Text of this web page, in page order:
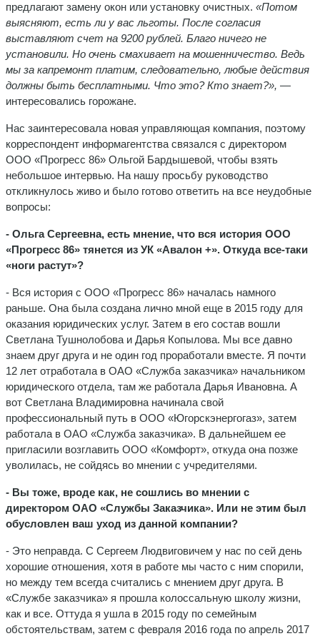
предлагают замену окон или установку очистных. «Потом
выясняют, есть ли у вас льготы. После согласия
выставляют счет на 9200 рублей. Благо ничего не
установили. Но очень смахивает на мошенничество. Ведь
мы за капремонт платим, следовательно, любые действия
должны быть бесплатными. Что это? Кто знает?», —
интересовались горожане.
Нас заинтересовала новая управляющая компания, поэтому
корреспондент информагентства связался с директором
ООО «Прогресс 86» Ольгой Бардышевой, чтобы взять
небольшое интервью. На нашу просьбу руководство
откликнулось живо и было готово ответить на все неудобные
вопросы:
- Ольга Сергеевна, есть мнение, что вся история ООО
«Прогресс 86» тянется из УК «Авалон +». Откуда все-таки
«ноги растут»?
- Вся история с ООО «Прогресс 86» началась намного
раньше. Она была создана лично мной еще в 2015 году для
оказания юридических услуг. Затем в его состав вошли
Светлана Тушнолобова и Дарья Копылова. Мы все давно
знаем друг друга и не один год проработали вместе. Я почти
12 лет отработала в ОАО «Служба заказчика» начальником
юридического отдела, там же работала Дарья Ивановна. А
вот Светлана Владимировна начинала свой
профессиональный путь в ООО «Югорскэнергогаз», затем
работала в ОАО «Служба заказчика». В дальнейшем ее
пригласили возглавить ООО «Комфорт», откуда она позже
уволилась, не сойдясь во мнении с учредителями.
- Вы тоже, вроде как, не сошлись во мнении с
директором ОАО «Службы Заказчика». Или не этим был
обусловлен ваш уход из данной компании?
- Это неправда. С Сергеем Людвиговичем у нас по сей день
хорошие отношения, хотя в работе мы часто с ним спорили,
но между тем всегда считались с мнением друг друга. В
«Службе заказчика» я прошла колоссальную школу жизни,
как и все. Оттуда я ушла в 2015 году по семейным
обстоятельствам, затем с февраля 2016 года по апрель 2017